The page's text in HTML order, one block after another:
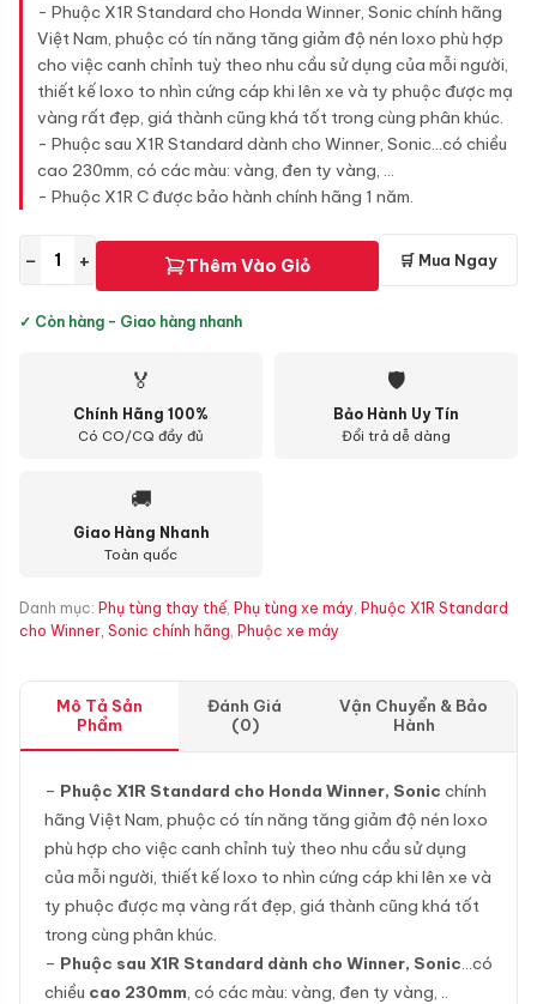
- Phuộc X1R Standard cho Honda Winner, Sonic chính hãng
Việt Nam, phuộc có tín năng tăng giảm độ nén loxo phù hợp
cho việc canh chỉnh tuỳ theo nhu cầu sử dụng của mỗi người,
thiết kế loxo to nhìn cứng cáp khi lên xe và ty phuộc được mạ
vàng rất đẹp, giá thành cũng khá tốt trong cùng phân khúc.
- Phuộc sau X1R Standard dành cho Winner, Sonic...có chiều
cao 230mm, có các màu: vàng, đen ty vàng, ...
- Phuộc X1R C được bảo hành chính hãng 1 năm.
− + Thêm Vào Giỏ 🛒 Mua Ngay
✓ Còn hàng - Giao hàng nhanh
🏅
Chính Hãng 100%
Có CO/CQ đầy đủ
🛡
Bảo Hành Uy Tín
Đổi trả dễ dàng
🚚
Giao Hàng Nhanh
Toàn quốc
Danh mục: Phụ tùng thay thế, Phụ tùng xe máy, Phuộc X1R Standard
cho Winner, Sonic chính hãng, Phuộc xe máy
Mô Tả Sản
Phẩm
Đánh Giá
(0)
Vận Chuyển & Bảo
Hành
– Phuộc X1R Standard cho Honda Winner, Sonic chính
hãng Việt Nam, phuộc có tín năng tăng giảm độ nén loxo
phù hợp cho việc canh chỉnh tuỳ theo nhu cầu sử dụng
của mỗi người, thiết kế loxo to nhìn cứng cáp khi lên xe và
ty phuộc được mạ vàng rất đẹp, giá thành cũng khá tốt
trong cùng phân khúc.
– Phuộc sau X1R Standard dành cho Winner, Sonic…có
chiều cao 230mm, có các màu: vàng, đen ty vàng, ..